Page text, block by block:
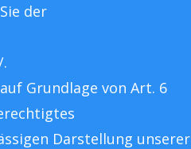
der
Grundlage von Art. 6
Darstellung unserer